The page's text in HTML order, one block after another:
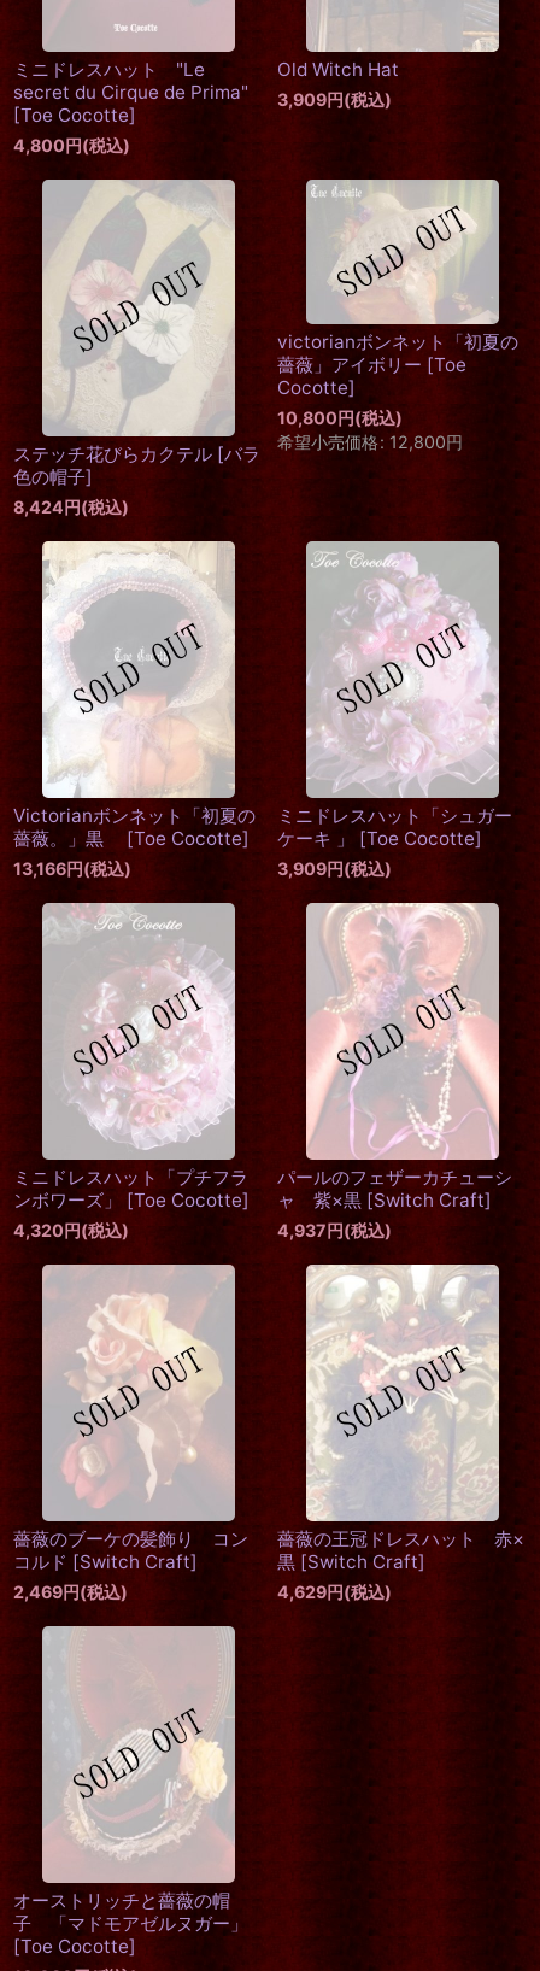
ミニドレスハット "Le
secret du Cirque de Prima"
[Toe Cocotte]
4,800円(税込)
Old Witch Hat
3,909円(税込)
ステッチ花びらカクテル [バラ
色の帽子]
8,424円(税込)
victorianボンネット「初夏の
薔薇」アイボリー [Toe
Cocotte]
10,800円(税込)
希望小売価格: 12,800円
Victorianボンネット「初夏の
薔薇。」黒
[Toe Cocotte]
13,166円(税込)
ミニドレスハット「シュガー
ケーキ 」
[Toe Cocotte]
3,909円(税込)
ミニドレスハット「プチフラ
ンボワーズ」
[Toe Cocotte]
4,320円(税込)
パールのフェザーカチューシ
ャ 紫×黒 [Switch Craft]
4,937円(税込)
薔薇のブーケの髪飾り コン
コルド [Switch Craft]
2,469円(税込)
薔薇の王冠ドレスハット 赤×
黒 [Switch Craft]
4,629円(税込)
オーストリッチと薔薇の帽
子 「マドモアゼルヌガー」
[Toe Cocotte]